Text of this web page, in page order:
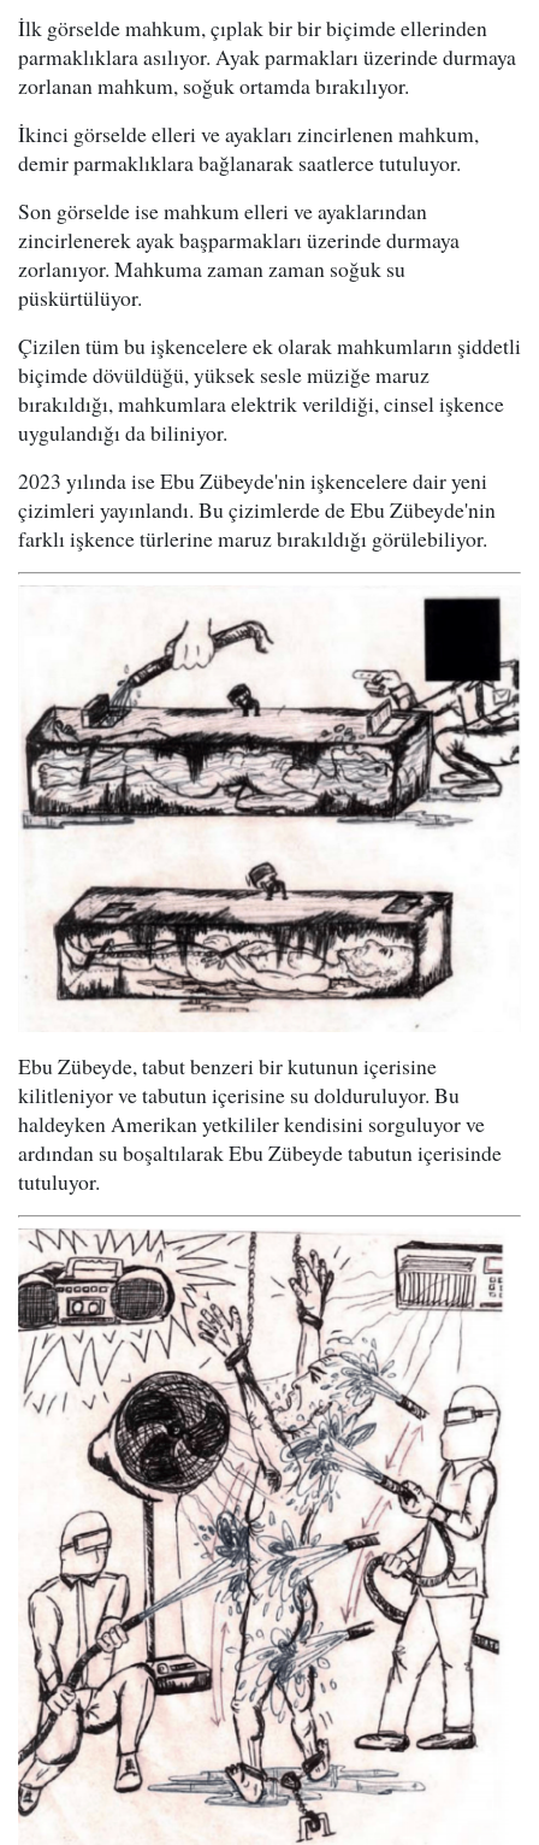
İlk görselde mahkum, çıplak bir bir biçimde ellerinden
parmaklıklara asılıyor. Ayak parmakları üzerinde durmaya
zorlanan mahkum, soğuk ortamda bırakılıyor.
İkinci görselde elleri ve ayakları zincirlenen mahkum,
demir parmaklıklara bağlanarak saatlerce tutuluyor.
Son görselde ise mahkum elleri ve ayaklarından
zincirlenerek ayak başparmakları üzerinde durmaya
zorlanıyor. Mahkuma zaman zaman soğuk su
püskürtülüyor.
Çizilen tüm bu işkencelere ek olarak mahkumların şiddetli
biçimde dövüldüğü, yüksek sesle müziğe maruz
bırakıldığı, mahkumlara elektrik verildiği, cinsel işkence
uygulandığı da biliniyor.
2023 yılında ise Ebu Zübeyde'nin işkencelere dair yeni
çizimleri yayınlandı. Bu çizimlerde de Ebu Zübeyde'nin
farklı işkence türlerine maruz bırakıldığı görülebiliyor.
Ebu Zübeyde, tabut benzeri bir kutunun içerisine
kilitleniyor ve tabutun içerisine su dolduruluyor. Bu
haldeyken Amerikan yetkililer kendisini sorguluyor ve
ardından su boşaltılarak Ebu Zübeyde tabutun içerisinde
tutuluyor.